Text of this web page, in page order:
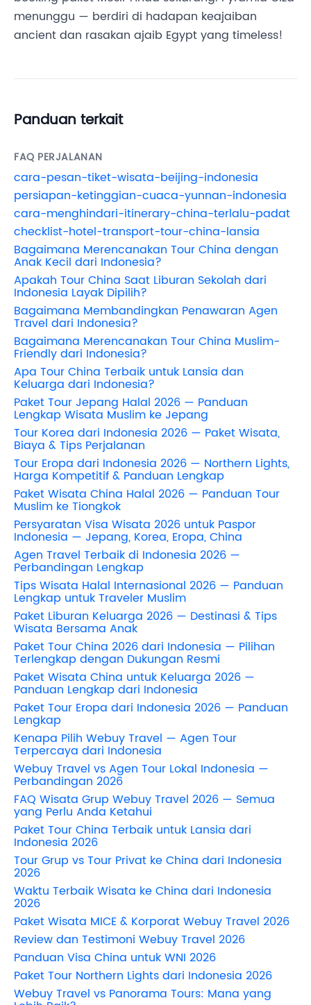
menunggu — berdiri di hadapan keajaiban
ancient dan rasakan ajaib Egypt yang timeless!
Panduan terkait
FAQ PERJALANAN
cara-pesan-tiket-wisata-beijing-indonesia
persiapan-ketinggian-cuaca-yunnan-indonesia
cara-menghindari-itinerary-china-terlalu-padat
checklist-hotel-transport-tour-china-lansia
Bagaimana Merencanakan Tour China dengan
Anak Kecil dari Indonesia?
Apakah Tour China Saat Liburan Sekolah dari
Indonesia Layak Dipilih?
Bagaimana Membandingkan Penawaran Agen
Travel dari Indonesia?
Bagaimana Merencanakan Tour China Muslim-
Friendly dari Indonesia?
Apa Tour China Terbaik untuk Lansia dan
Keluarga dari Indonesia?
Paket Tour Jepang Halal 2026 — Panduan
Lengkap Wisata Muslim ke Jepang
Tour Korea dari Indonesia 2026 — Paket Wisata,
Biaya & Tips Perjalanan
Tour Eropa dari Indonesia 2026 — Northern Lights,
Harga Kompetitif & Panduan Lengkap
Paket Wisata China Halal 2026 — Panduan Tour
Muslim ke Tiongkok
Persyaratan Visa Wisata 2026 untuk Paspor
Indonesia — Jepang, Korea, Eropa, China
Agen Travel Terbaik di Indonesia 2026 —
Perbandingan Lengkap
Tips Wisata Halal Internasional 2026 — Panduan
Lengkap untuk Traveler Muslim
Paket Liburan Keluarga 2026 — Destinasi & Tips
Wisata Bersama Anak
Paket Tour China 2026 dari Indonesia — Pilihan
Terlengkap dengan Dukungan Resmi
Paket Wisata China untuk Keluarga 2026 —
Panduan Lengkap dari Indonesia
Paket Tour Eropa dari Indonesia 2026 — Panduan
Lengkap
Kenapa Pilih Webuy Travel — Agen Tour
Terpercaya dari Indonesia
Webuy Travel vs Agen Tour Lokal Indonesia —
Perbandingan 2026
FAQ Wisata Grup Webuy Travel 2026 — Semua
yang Perlu Anda Ketahui
Paket Tour China Terbaik untuk Lansia dari
Indonesia 2026
Tour Grup vs Tour Privat ke China dari Indonesia
2026
Waktu Terbaik Wisata ke China dari Indonesia
2026
Paket Wisata MICE & Korporat Webuy Travel 2026
Review dan Testimoni Webuy Travel 2026
Panduan Visa China untuk WNI 2026
Paket Tour Northern Lights dari Indonesia 2026
Webuy Travel vs Panorama Tours: Mana yang